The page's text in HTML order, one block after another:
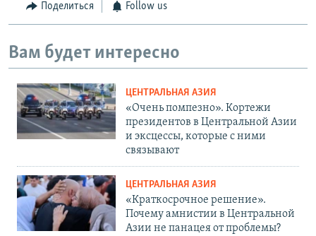
720p
Поделиться Follow us
Вам будет интересно
ЦЕНТРАЛЬНАЯ АЗИЯ
«Очень помпезно». Кортежи
президентов в Центральной Азии
и эксцессы, которые с ними
связывают
ЦЕНТРАЛЬНАЯ АЗИЯ
«Краткосрочное решение».
Почему амнистии в Центральной
Азии не панацея от проблемы?